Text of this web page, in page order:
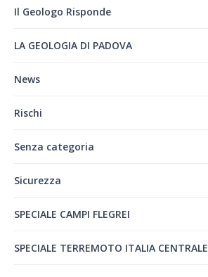
Il Geologo Risponde
LA GEOLOGIA DI PADOVA
News
Rischi
Senza categoria
Sicurezza
SPECIALE CAMPI FLEGREI
SPECIALE TERREMOTO ITALIA CENTRALE